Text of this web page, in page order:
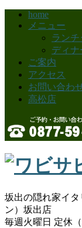
home
メニュー
ランチ
ディナ
ご案内
アクセス
お問い合わ
高松店
坂出の隠れ家イタ
ン）坂出店
毎週火曜日 定休